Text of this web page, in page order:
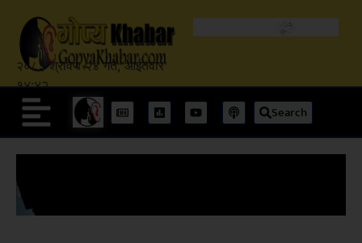
२०८३ श्रावण २४ गते, आईतवार
१४:४२
Search